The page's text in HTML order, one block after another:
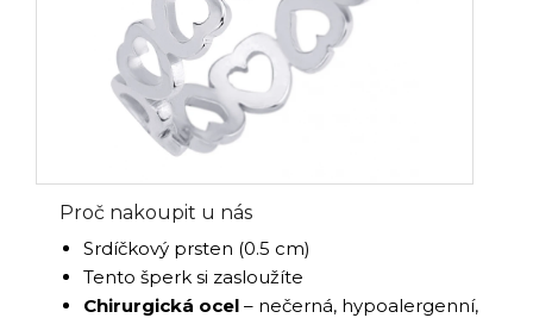
Proč nakoupit u nás
Srdíčkový prsten (0.5 cm)
Tento šperk si zasloužíte
Chirurgická ocel – nečerná, hypoalergenní,